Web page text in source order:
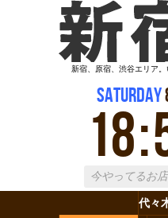
新宿、原宿、渋谷エリア。
Saturday
18:
代々